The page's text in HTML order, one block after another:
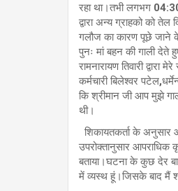
रहा था।तभी लगभग
द्वारा अन्य ग्राहको को तेल
गलौज का कारण पूछे जाने के
पुनः मां बहन की गाली देते
रामनारायण तिवारी
कर्मचारी बिलेश्वर
कि श्रीमान जी आप मुझे
थी।
शिकायतकर्ता के अनुसार
उपरोक्तानुसार आपराधिक
बताया।घटना के कुछ देर
में व्यस्थ हूं।जिसके बाद मैं